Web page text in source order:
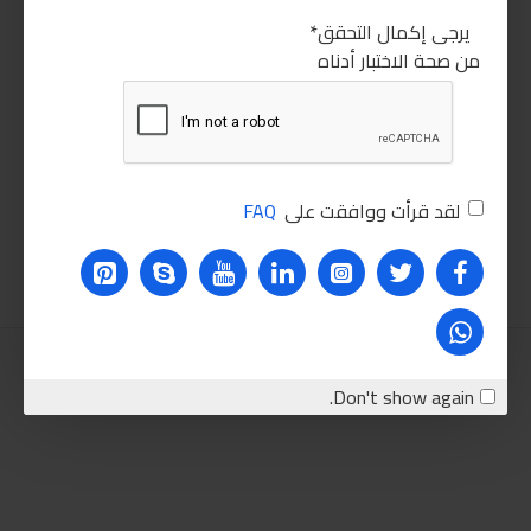
يرجى إكمال التحقق
من صحة الاختبار أدناه
لقد قرأت ووافقت على FAQ
Don't show again.
سيكا مانع تسرب زجاجي لاصق اسود 600 مل
225.00LE
انجكو قاطع مواسير